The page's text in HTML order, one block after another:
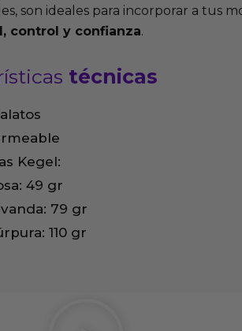
son ideales para incorporar a tus
control y confianza.
técnicas
Kegel:
49 gr
79 gr
110 gr